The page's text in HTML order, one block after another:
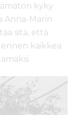
kyky
Anna-Marin
sitä, että
kaikkea